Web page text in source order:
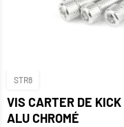
STR8
VIS CARTER DE
ALU CHROMÉ